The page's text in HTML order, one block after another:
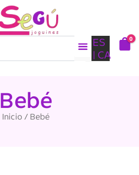
ES
CA
0
Bebé
Inicio / Bebé